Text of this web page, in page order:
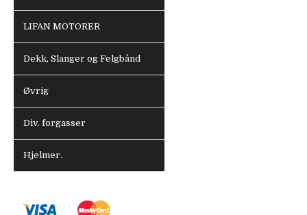
LIFAN MOTORER
Dekk, Slanger og Felgbånd
Øvrig
Div. forgasser
Hjelmer.